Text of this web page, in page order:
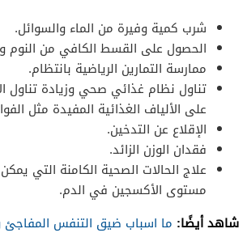
شرب كمية وفيرة من الماء والسوائل.
الحصول على القسط الكافي من النوم
ممارسة التمارين الرياضية بانتظام.
تناول نظام غذائي صحي وزيادة تناول
على الألياف الغذائية المفيدة مثل
الإقلاع عن التدخين.
فقدان الوزن الزائد.
علاج الحالات الصحية الكامنة التي
مستوى الأكسجين في الدم.
شاهد أيضًا: ما اسباب ضيق التنفس